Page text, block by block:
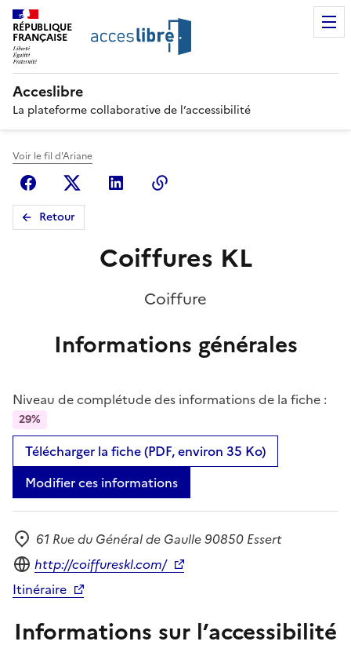
RÉPUBLIQUE
FRANÇAISE
Acceslibre
La plateforme collaborative de l’accessibilité
Voir le fil d'Ariane
FacebookX (anciennement Twitter)
Linkedin
Retour
Coiffures KL
Coiffure
Informations générales
Niveau de complétude des informations de la fiche :
29%
Télécharger la fiche (PDF, environ 35 Ko)
Modifier ces informations
Adresse
61 Rue du Général de Gaulle 90850 Essert
Site internet
http://coiffureskl.com/
Itinéraire
Informations sur l’accessibilité